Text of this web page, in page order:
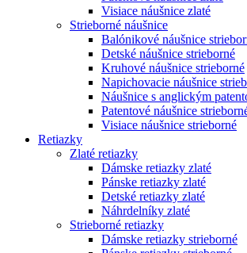
Visiace náušnice zlaté
Strieborné náušnice
Balónikové náušnice
Detské náušnice strieborné
Kruhové náušnice strieborné
Napichovacie náušnice
Náušnice s anglickým
Patentové náušnice
Visiace náušnice strieborné
Retiazky
Zlaté retiazky
Dámske retiazky zlaté
Pánske retiazky zlaté
Detské retiazky zlaté
Náhrdelníky zlaté
Strieborné retiazky
Dámske retiazky strieborné